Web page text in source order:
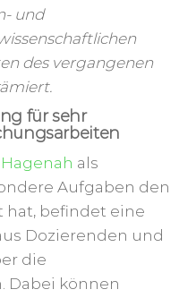
und
des vergangenen
für sehr
als
Aufgaben den
hat, befindet eine
Dozierenden und
die
Dabei können